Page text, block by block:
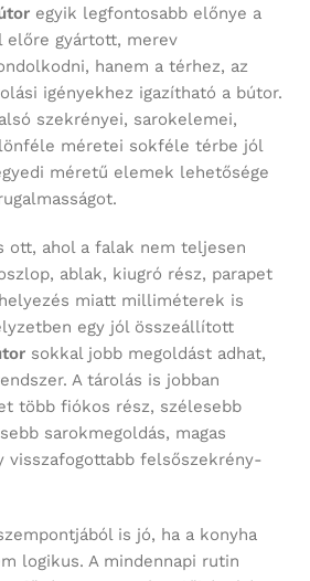
egyik legfontosabb előnye a
előre gyártott, merev
hanem a térhez, az
igényekhez igazítható a bútor.
szekrényei, sarokelemei,
méretei sokféle térbe jól
méretű elemek lehetősége
ott, ahol a falak nem teljesen
ablak, kiugró rész, parapet
miatt milliméterek is
egy jól összeállított
sokkal jobb megoldást adhat,
A tárolás is jobban
több fiókos rész, szélesebb
sarokmegoldás, magas
visszafogottabb felsőszekrény-
is jó, ha a konyha
logikus. A mindennapi rutin